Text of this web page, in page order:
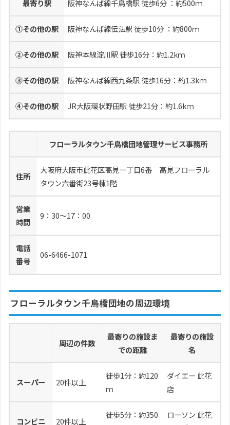
最寄り駅 阪神なんば線千鳥橋駅 徒歩6分 ：約500ｍ
⓵その他の駅 阪神なんば線伝法駅 徒歩10分 ：約800ｍ
②その他の駅 阪神本線淀川駅 徒歩16分：約1.2kｍ
⓷その他の駅 阪神なんば線西九条駅 徒歩16分：約1.3kｍ
④その他の駅 JR大阪環状野田駅 徒歩21分：約1.6kｍ
フローラルタウン千鳥橋団地管理サービス事務所
住所
大阪府大阪市此花区高見一丁目6番 高見フローラル
タウン六番街23号棟1階
営業
時間
9：30～17：00
電話
番号
06-6466-1071
フローラルタウン千鳥橋団地の周辺環境
周辺の件数
最寄りの施設ま
での距離
最寄りの施設
名
スーパー 20件以上
徒歩1分：約120
ｍ
ダイエー 此花
店
コンビニ 20件以上
徒歩5分：約350
ローソン 此花